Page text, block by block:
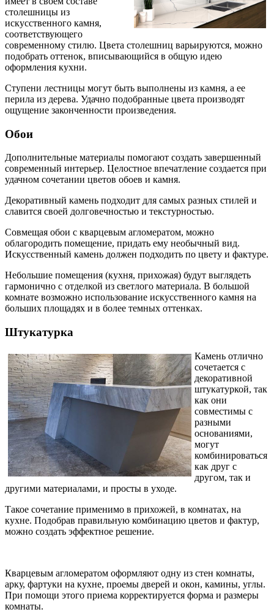
столешницы из
искусственного камня,
соответствующего
современному стилю. Цвета столешниц варьируются, можно
подобрать оттенок, вписывающийся в общую идею
оформления кухни.
Ступени лестницы могут быть выполнены из камня, а ее
перила из дерева. Удачно подобранные цвета производят
ощущение законченности произведения.
Обои
Дополнительные материалы помогают создать завершенный
современный интерьер. Целостное впечатление создается при
удачном сочетании цветов обоев и камня.
Декоративный камень подходит для самых разных стилей и
славится своей долговечностью и текстурностью.
Совмещая обои с кварцевым агломератом, можно
облагородить помещение, придать ему необычный вид.
Искусственный камень должен подходить по цвету и фактуре.
Небольшие помещения (кухня, прихожая) будут выглядеть
гармонично с отделкой из светлого материала. В большой
комнате возможно использование искусственного камня на
больших площадях и в более темных оттенках.
Штукатурка
Камень отлично
сочетается с
декоративной
штукатуркой, так
как они
совместимы с
разными
основаниями,
могут
комбинироваться
как друг с
другом, так и
другими материалами, и просты в уходе.
Такое сочетание применимо в прихожей, в комнатах, на
кухне. Подобрав правильную комбинацию цветов и фактур,
можно создать эффектное решение.
Кварцевым агломератом оформляют одну из стен комнаты,
арку, фартуки на кухне, проемы дверей и окон, камины, углы.
При помощи этого приема корректируется форма и размеры
комнаты.